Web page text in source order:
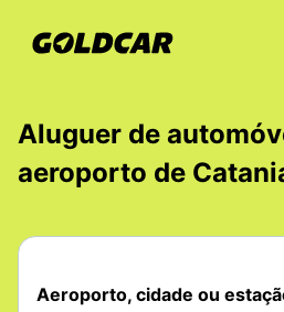
Aluguer de
aeroporto de
Aeroporto, cidade ou